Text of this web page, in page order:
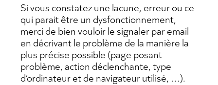
Si vous constatez une lacune, erreur ou ce
qui parait être un dysfonctionnement,
merci de bien vouloir le signaler par email
en décrivant le problème de la manière la
plus précise possible (page posant
problème, action déclenchante, type
d’ordinateur et de navigateur utilisé, …).